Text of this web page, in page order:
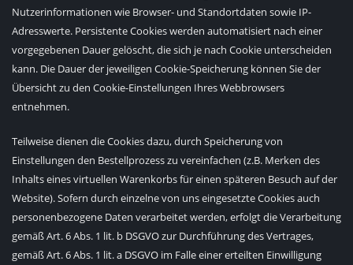
Nutzerinformationen wie Browser- und Standortdaten sowie IP-
Adresswerte. Persistente Cookies werden automatisiert nach einer
vorgegebenen Dauer gelöscht, die sich je nach Cookie unterscheiden
kann. Die Dauer der jeweiligen Cookie-Speicherung können Sie der
Übersicht zu den Cookie-Einstellungen Ihres Webbrowsers
entnehmen.
Teilweise dienen die Cookies dazu, durch Speicherung von
Einstellungen den Bestellprozess zu vereinfachen (z.B. Merken des
Inhalts eines virtuellen Warenkorbs für einen späteren Besuch auf der
Website). Sofern durch einzelne von uns eingesetzte Cookies auch
personenbezogene Daten verarbeitet werden, erfolgt die Verarbeitung
gemäß Art. 6 Abs. 1 lit. b DSGVO zur Durchführung des Vertrages,
gemäß Art. 6 Abs. 1 lit. a DSGVO im Falle einer erteilten Einwilligung